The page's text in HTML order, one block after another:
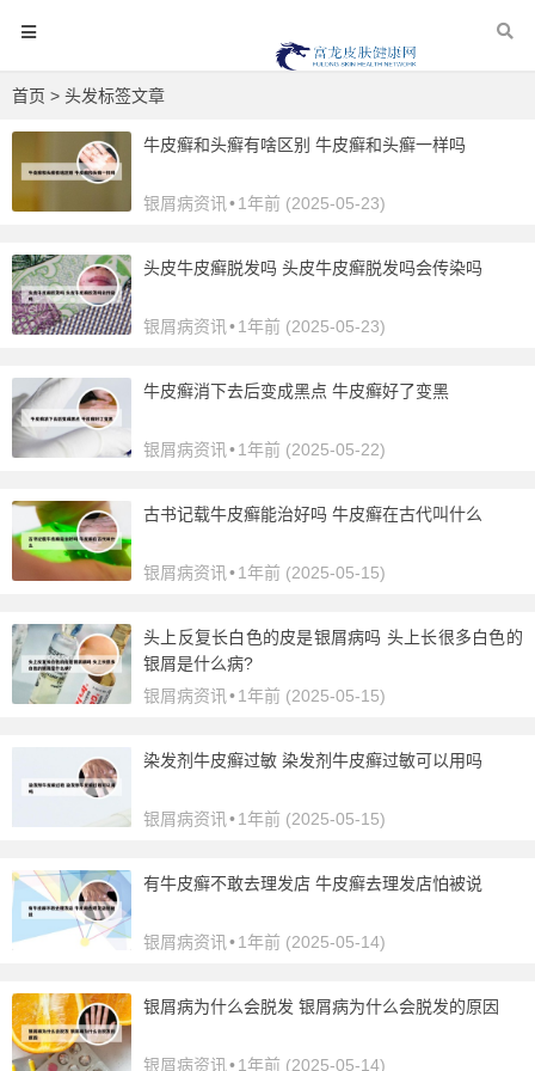
首页 > 头发标签文章
牛皮癣和头癣有啥区别 牛皮癣和头癣一样吗
银屑病资讯 •1年前 (2025-05-23)
头皮牛皮癣脱发吗 头皮牛皮癣脱发吗会传染吗
银屑病资讯 •1年前 (2025-05-23)
牛皮癣消下去后变成黑点 牛皮癣好了变黑
银屑病资讯 •1年前 (2025-05-22)
古书记载牛皮癣能治好吗 牛皮癣在古代叫什么
银屑病资讯 •1年前 (2025-05-15)
头上反复长白色的皮是银屑病吗 头上长很多白色的
银屑是什么病?
银屑病资讯 •1年前 (2025-05-15)
染发剂牛皮癣过敏 染发剂牛皮癣过敏可以用吗
银屑病资讯 •1年前 (2025-05-15)
有牛皮癣不敢去理发店 牛皮癣去理发店怕被说
银屑病资讯 •1年前 (2025-05-14)
银屑病为什么会脱发 银屑病为什么会脱发的原因
银屑病资讯 •1年前 (2025-05-14)